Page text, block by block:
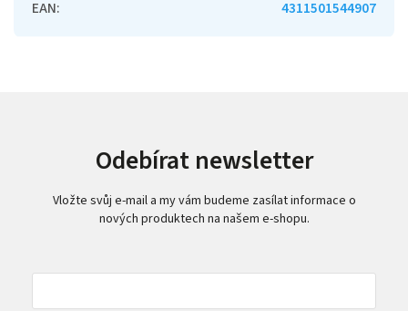
EAN: 4311501544907
Odebírat newsletter
Vložte svůj e-mail a my vám budeme zasílat informace o
nových produktech na našem e-shopu.